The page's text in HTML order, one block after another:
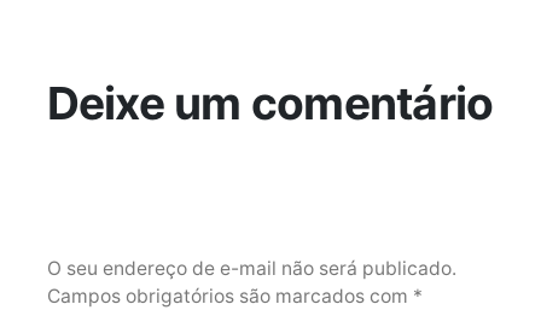
Deixe um comentário
O seu endereço de e-mail não será publicado.
Campos obrigatórios são marcados com *